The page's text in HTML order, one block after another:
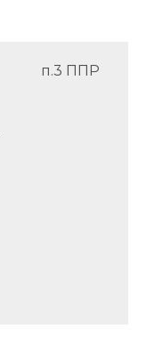
п.3 ППР